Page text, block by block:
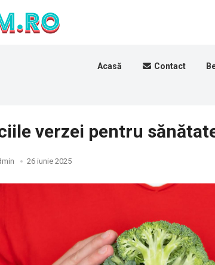
Acasă Contact
verzei pentru
26 iunie 2025